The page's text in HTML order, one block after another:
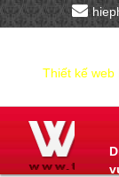
Thiết kế web